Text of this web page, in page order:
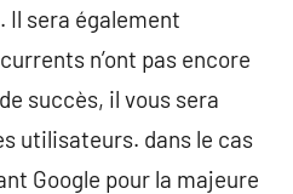
sera également
n’ont pas encore
succès, il vous sera
utilisateurs. dans le cas
Google pour la majeure